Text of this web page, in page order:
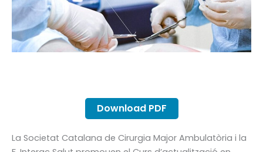
Download PDF
La Societat Catalana de Cirurgia Major Ambulatòria i la